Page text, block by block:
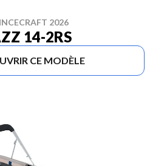
2026
14-2RS
CE MODÈLE